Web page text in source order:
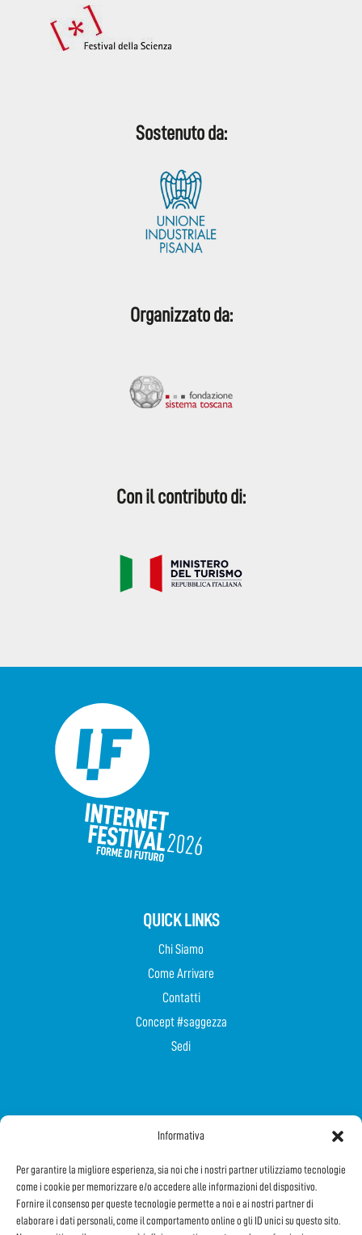
Informativa
Per garantire la migliore esperienza, sia noi che i nostri partner utilizziamo tecnologie
come i cookie per memorizzare e/o accedere alle informazioni del dispositivo.
Fornire il consenso per queste tecnologie permette a noi e ai nostri partner di
elaborare i dati personali, come il comportamento online o gli ID unici su questo sito.
Sostenuto da:
Organizzato da:
Con il contributo di:
QUICK LINKS
Chi Siamo
Come Arrivare
Contatti
Concept #saggezza
Sedi
SEGUICI SUI SOCIAL